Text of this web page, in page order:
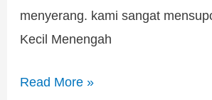
menyerang. kami sangat
Kecil Menengah
Read More »